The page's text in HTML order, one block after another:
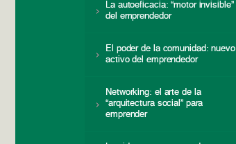
La autoeficacia: “motor invisible”
del emprendedor
El poder de la comunidad: nuevo
activo del emprendedor
Networking: el arte de la
“arquitectura social” para
emprender